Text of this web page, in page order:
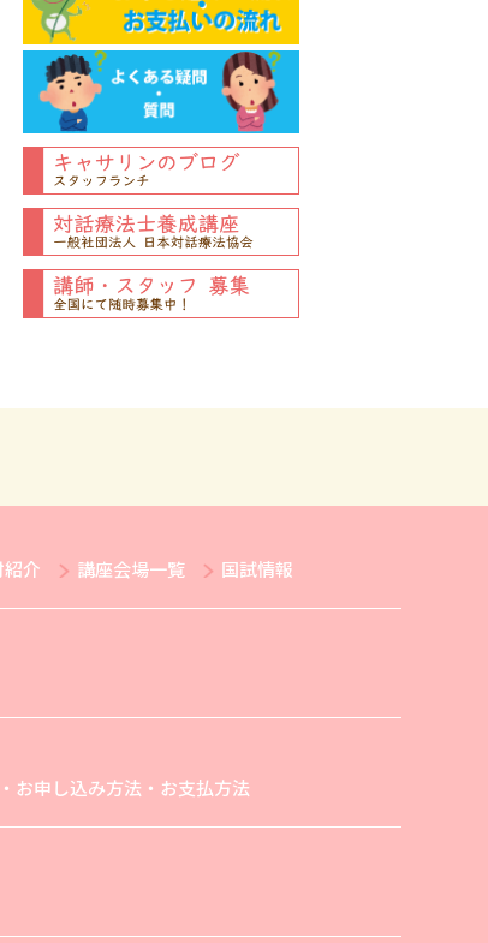
介 講座会場一覧 国試情報
お申し込み方法・お支払方法